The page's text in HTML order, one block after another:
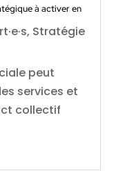
à activer en
, Stratégie
peut
services et
collectif